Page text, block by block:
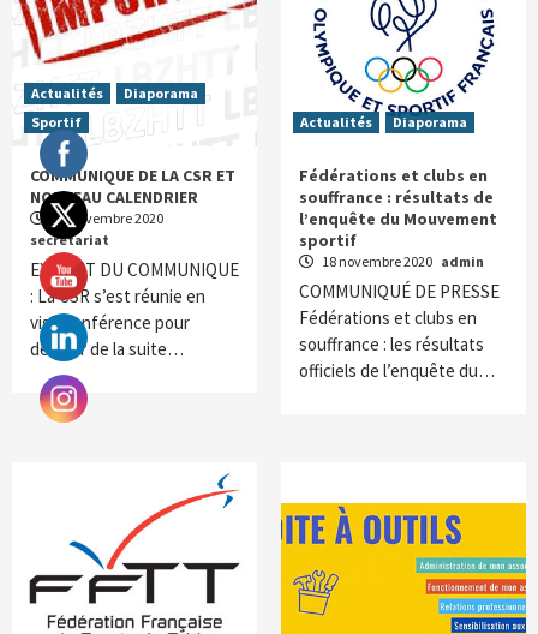
Actualités
Diaporama
Sportif
COMMUNIQUE DE LA CSR ET
NOUVEAU CALENDRIER
23 novembre 2020
secretariat
EXTRAIT DU COMMUNIQUE
: La CSR s’est réunie en
visioconférence pour
décider de la suite…
Actualités Diaporama
Fédérations et clubs en
souffrance : résultats de
l’enquête du Mouvement
sportif
18 novembre 2020 admin
COMMUNIQUÉ DE PRESSE
Fédérations et clubs en
souffrance : les résultats
officiels de l’enquête du…